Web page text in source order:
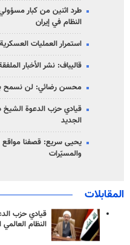
طرد اثنين من كبار
النظام في إيران
استمرار العمليات
قاليباف: نشر الأخبار
محسن رضائي: لن نسمح
قيادي حزب الدعوة الشيخ
الجديد
يحيى سريع: قصفنا مواقع
والمسيّرات
المقابلات
قيادي حزب
النظام